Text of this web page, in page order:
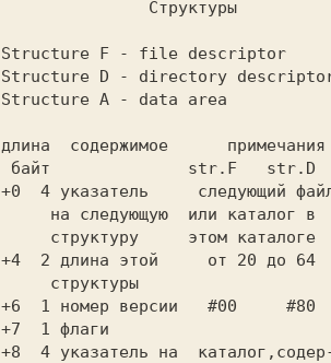
Structure F - file descriptor
Structure D - directory
Structure A - data area
байт              str.F   str.D
+0  4 указатель     следующий
     структуру     этом каталоге
+4  2 длина этой     от 20 до 64
структуры
+6  1 номер версии   #00     #80
+7  1 флаги
+8  4 указатель на